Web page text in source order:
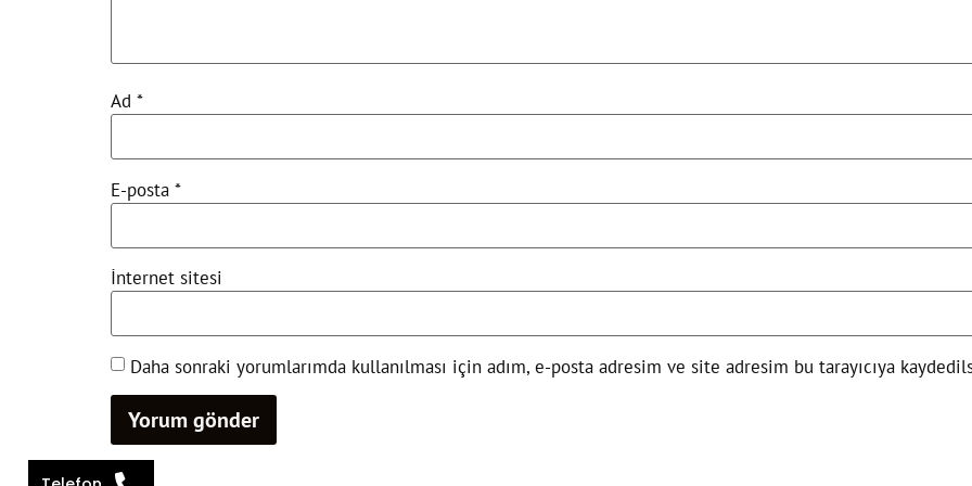
Ad *
E-posta *
İnternet sitesi
Daha sonraki yorumlarımda kullanılması için adım, e-posta adresim ve site adresim bu tarayıcıya